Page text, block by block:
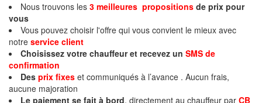
Nous trouvons les 3 meilleures propositions de prix pour
vous
Vous pouvez choisir l'offre qui vous convient le mieux avec
notre service client
Choisissez votre chauffeur et recevez un SMS de
confirmation
Des prix fixes et communiqués à l’avance . Aucun frais,
aucune majoration
Le paiement se fait à bord, directement au chauffeur par CB